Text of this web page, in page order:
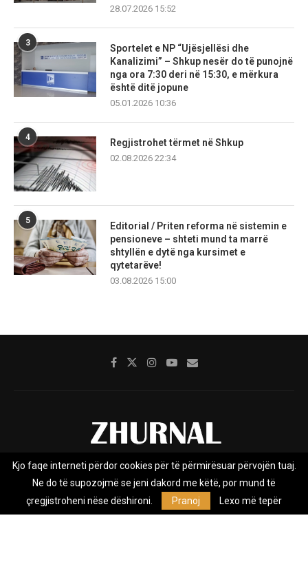
28.07.2026 15:52
3
Sportelet e NP “Ujësjellësi dhe
Kanalizimi” – Shkup nesër do të punojnë
nga ora 7:30 deri në 15:30, e mërkura
është ditë jopune
05.01.2026 10:36
4
Regjistrohet tërmet në Shkup
02.08.2026 22:34
5
Editorial / Priten reforma në sistemin e
pensioneve – shteti mund ta marrë
shtyllën e dytë nga kursimet e
qytetarëve!
03.08.2026 15:00
Rreth nesh Impresumi Marketing
Privacy Policy
Zhurnal.mk është Agjenci e Lajmeve e pavarur, e themeluar në vitin
Kjo faqe interneti përdor cookies për të përmirësuar përvojën tuaj.
Ne do të supozojmë se jeni dakord me këtë, por mund të
çregjistroheni nëse dëshironi.
Pranoj Lexo më tepër